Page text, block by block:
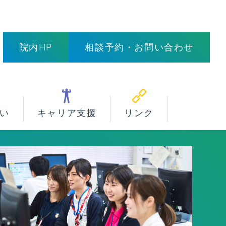
キャリア支援 リンク
相談予約・お問い合わせ
院内HP